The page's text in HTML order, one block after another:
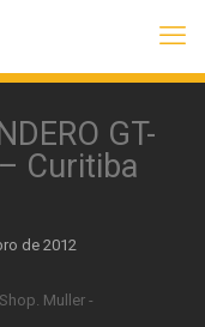
GT-
Curitiba
de 2012
Muller -